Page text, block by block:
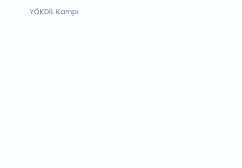
YÖKDİL Kampı